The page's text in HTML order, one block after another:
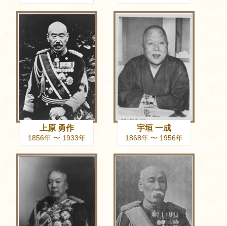
上原 勇作
1856年 〜 1933年
宇垣 一成
1868年 〜 1956年